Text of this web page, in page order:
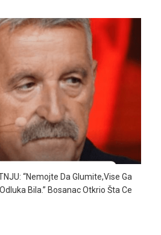
“Nemojte Da Glumite,vise Ga
Bila.” Bosanac Otkrio Šta Ce